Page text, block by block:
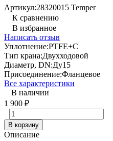
Артикул:28320015 Temper
К сравнению
В избранное
Написать отзыв
Уплотнение:PTFE+C
Тип крана:Двухходовой
Диаметр, DN:Ду15
Присоединение:Фланцевое
Все характеристики
В наличии
1 900 ₽
В корзину
Описание